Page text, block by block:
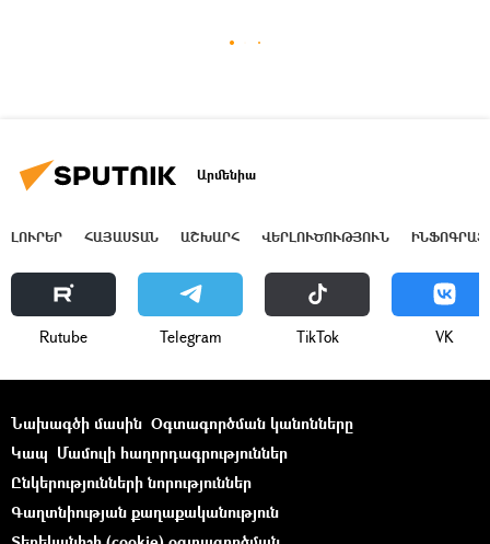
Արմենիա
ԼՈՒՐԵՐ ՀԱՅԱՍՏԱՆ ԱՇԽԱՐՀ ՎԵՐԼՈՒԾՈՒԹՅՈՒՆ
Rutube Telegram ТikТоk VK
Նախագծի մասին Օգտագործման կանոնները
Կապ Մամուլի հաղորդագրություններ
Ընկերությունների նորություններ
Գաղտնիության քաղաքականություն